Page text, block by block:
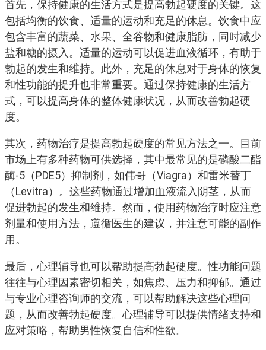
首先，保持健康的生活方式是提高勃起硬度的关键。这
包括均衡的饮食、适量的运动和充足的休息。饮食中应
包含丰富的蔬菜、水果、全谷物和健康脂肪，同时减少
盐和糖的摄入。适量的运动可以促进血液循环，有助于
勃起的发生和维持。此外，充足的休息对于身体的恢复
和性功能的提升也非常重要。通过保持健康的生活方
式，可以提高身体的整体健康状况，从而改善勃起硬
度。
其次，药物治疗是提高勃起硬度的常见方法之一。目前
市场上有多种药物可供选择，其中最常见的是磷酸二酯
酶-5（PDE5）抑制剂，如伟哥（Viagra）和雷米替丁
（Levitra）。这些药物通过增加血液流入阴茎，从而
促进勃起的发生和维持。然而，使用药物治疗时应注意
剂量和使用方法，遵循医生的建议，并注意可能的副作
用。
最后，心理辅导也可以帮助提高勃起硬度。性功能问题
往往与心理因素密切相关，如焦虑、压力和抑郁。通过
与专业心理咨询师的交流，可以帮助解决这些心理问
题，从而改善勃起硬度。心理辅导可以提供情绪支持和
应对策略，帮助男性恢复自信和性欲。